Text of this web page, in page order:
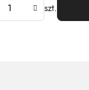
szt.